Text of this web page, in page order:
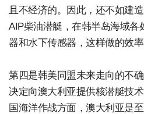
且不经济的。因此，还不如建
AIP柴油潜艇，在韩半岛海域各
器和水下传感器，这样做的效率
第四是韩美同盟未来走向的不
决定向澳大利亚提供核潜艇技
国海洋作战方面，澳大利亚是